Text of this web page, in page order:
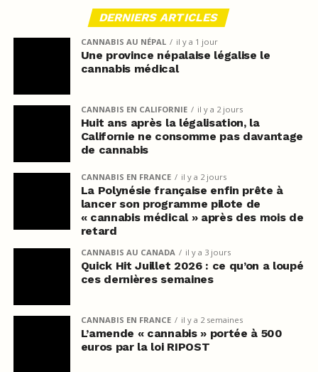
DERNIERS ARTICLES
CANNABIS AU NÉPAL il y a 1 jour
Une province népalaise légalise le
cannabis médical
CANNABIS EN CALIFORNIE il y a 2 jours
Huit ans après la légalisation, la
Californie ne consomme pas davantage
de cannabis
CANNABIS EN FRANCE il y a 2 jours
La Polynésie française enfin prête à
lancer son programme pilote de
« cannabis médical » après des mois de
retard
CANNABIS AU CANADA il y a 3 jours
Quick Hit Juillet 2026 : ce qu’on a loupé
ces dernières semaines
CANNABIS EN FRANCE il y a 2 semaines
L’amende « cannabis » portée à 500
euros par la loi RIPOST